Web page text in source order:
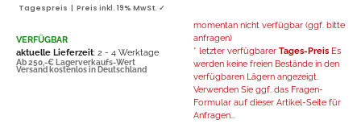
Tagespreis | Preis inkl. 19% MwSt. ✓
VERFÜGBAR
aktuelle Lieferzeit: 2 - 4 Werktage
Ab 250,-€ Lagerverkaufs-Wert
Versand kostenlos in Deutschland
momentan nicht verfügbar (ggf. bitte
anfragen)
* letzter verfügbarer Tages-Preis Es
werden keine freien Bestände in den
verfügbaren Lägern angezeigt.
Verwenden Sie ggf. das Fragen-
Formular auf dieser Artikel-Seite für
Anfragen...